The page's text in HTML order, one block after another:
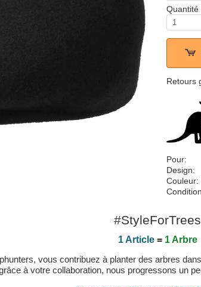
Quantité
Retours
Pour:
Design:
Couleur:
#StyleForTrees
1 Article= 1 Arbre
vous contribuez à planter des arbres
à votre collaboration, nous progressons un